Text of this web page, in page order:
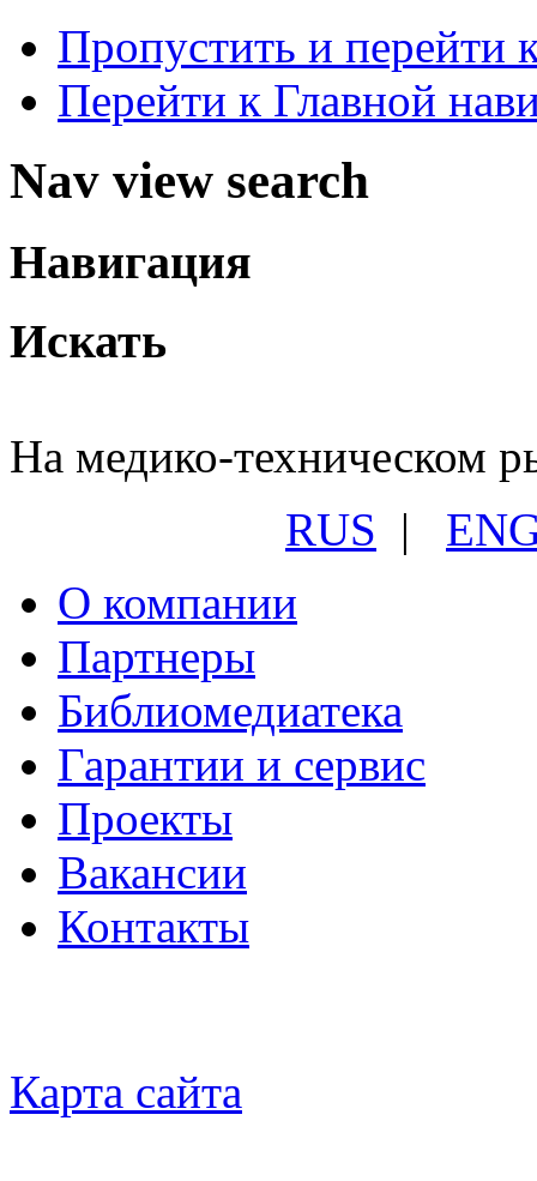
Пропустить и перейти
Перейти к Главной
Nav view search
Навигация
Искать
На медико-техническом
RUS |
О компании
Партнеры
Библиомедиатека
Гарантии и сервис
Проекты
Вакансии
Контакты
Карта сайта